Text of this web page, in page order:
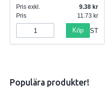
Pris exkl.
9.38
Pris
11.73
Köp ST
Populära produkter!